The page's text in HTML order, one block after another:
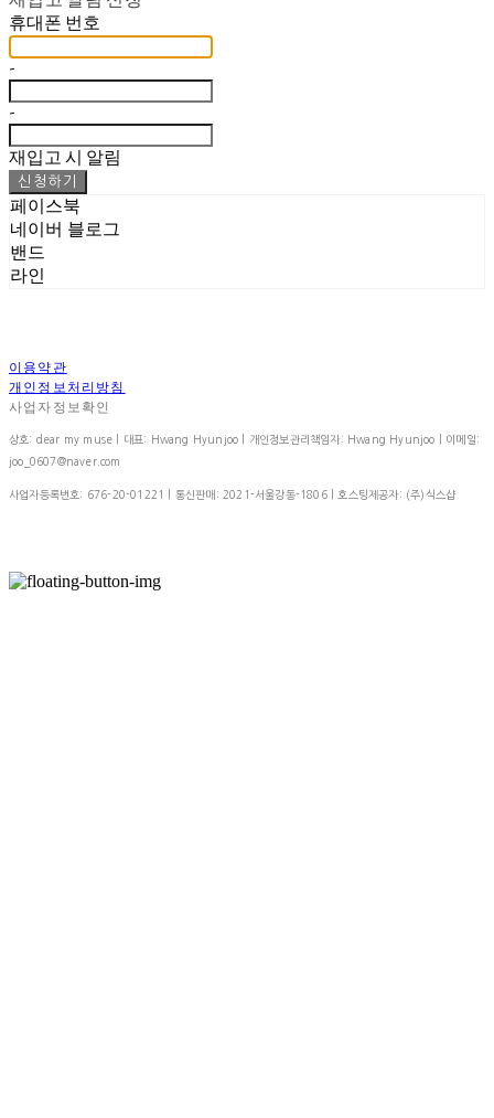
휴대폰 번호
-
-
재입고 시 알림
신청하기
페이스북
네이버 블로그
밴드
라인
이용약관
개인정보처리방침
사업자정보확인
상호: dear my muse | 대표: Hwang Hyunjoo | 개인정보관리책임자: Hwang Hyunjoo | 이메일:
joo_0607@naver.com
사업자등록번호: 676-20-01221 | 통신판매: 2021-서울강동-1806| 호스팅제공자: (주)식스샵